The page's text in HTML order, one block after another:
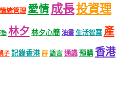
情緒管理 愛情成長投資理
林夕 林夕心簡 油畫 生活智慧 產
子 記錄香港 詩 語言通識預購香港